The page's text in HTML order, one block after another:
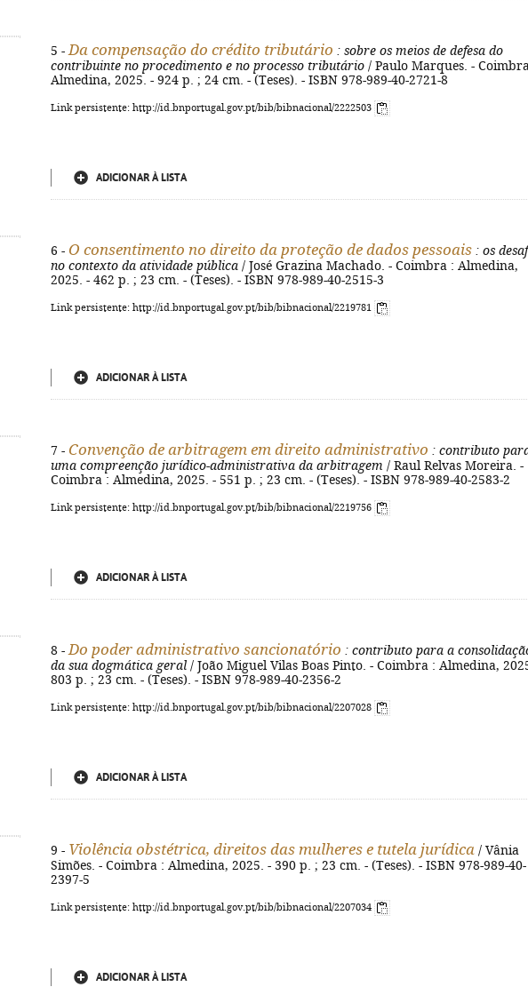
5 - Da compensação do crédito tributário : sobre os meios de defesa do
contribuinte no procedimento e no processo tributário / Paulo Marques. -
Almedina, 2025. - 924 p. ; 24 cm. - (Teses). - ISBN 978-989-40-2721-8
Link persistente: http://id.bnportugal.gov.pt/bib/bibnacional/2222503
ADICIONAR À LISTA
6 - O consentimento no direito da proteção de dados pessoais : os
no contexto da atividade pública / José Grazina Machado. - Coimbra : Almedina,
2025. - 462 p. ; 23 cm. - (Teses). - ISBN 978-989-40-2515-3
Link persistente: http://id.bnportugal.gov.pt/bib/bibnacional/2219781
ADICIONAR À LISTA
7 - Convenção de arbitragem em direito administrativo : contributo
uma compreenção jurídico-administrativa da arbitragem / Raul Relvas Moreira. -
Coimbra : Almedina, 2025. - 551 p. ; 23 cm. - (Teses). - ISBN 978-989-40-2583-2
Link persistente: http://id.bnportugal.gov.pt/bib/bibnacional/2219756
ADICIONAR À LISTA
8 - Do poder administrativo sancionatório : contributo para a
da sua dogmática geral / João Miguel Vilas Boas Pinto. - Coimbra : Almedina,
803 p. ; 23 cm. - (Teses). - ISBN 978-989-40-2356-2
Link persistente: http://id.bnportugal.gov.pt/bib/bibnacional/2207028
ADICIONAR À LISTA
9 - Violência obstétrica, direitos das mulheres e tutela jurídica / Vânia
Simões. - Coimbra : Almedina, 2025. - 390 p. ; 23 cm. - (Teses). - ISBN 978-989-40-
2397-5
Link persistente: http://id.bnportugal.gov.pt/bib/bibnacional/2207034
ADICIONAR À LISTA